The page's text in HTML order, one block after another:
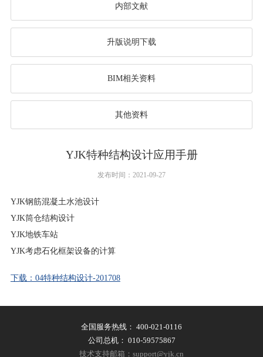
内部文献
升版说明下载
BIM相关资料
其他资料
YJK特种结构设计应用手册
发布时间：2021-09-27
YJK钢筋混凝土水池设计
YJK筒仓结构设计
YJK地铁车站
YJK考虑石化框架设备的计算
下载：04特种结构设计-201708
全国服务热线： 400-021-0116
公司总机： 010-59575867
技术支持邮箱：support@yjk.cn